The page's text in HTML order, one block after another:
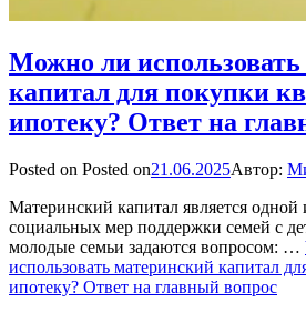
Можно ли
капитал для покупки
ипотеку? Ответ на
Posted on Posted on21.06.2025Автор:
Материнский капитал является
социальных мер поддержки семей с
молодые семьи задаются вопросом: …
использовать материнский капитал
ипотеку? Ответ на главный вопрос